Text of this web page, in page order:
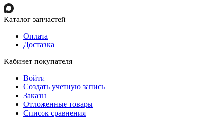
Каталог запчастей
Оплата
Доставка
Кабинет покупателя
Войти
Создать учетную запись
Заказы
Отложенные товары
Список сравнения